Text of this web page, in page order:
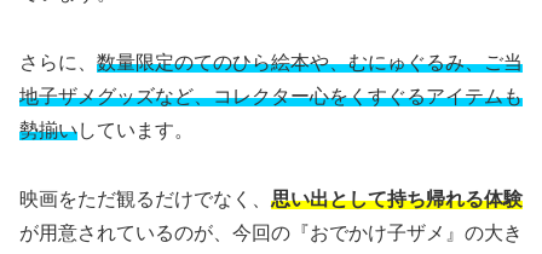
さらに、 数量限定のてのひら絵本や、むにゅぐるみ、ご当
地子ザメグッズなど、コレクター心をくすぐるアイテムも
勢揃いしています。
映画をただ観るだけでなく、 思い出として持ち帰れる体験
が用意されているのが、今回の『おでかけ子ザメ』の大き